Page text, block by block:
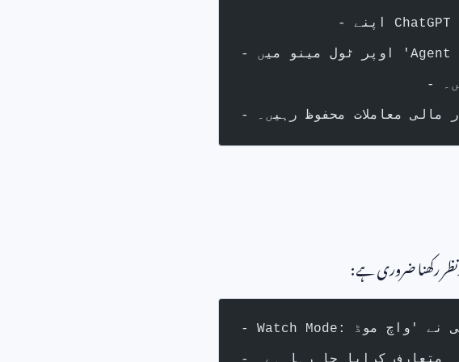
معاملات محفوظ رہیں۔
رکھنا ضروری ہے: